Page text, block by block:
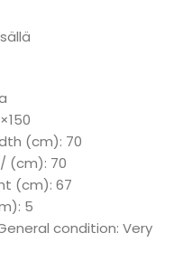
(cm): 70
(cm): 70
(cm): 67
5
condition: Very